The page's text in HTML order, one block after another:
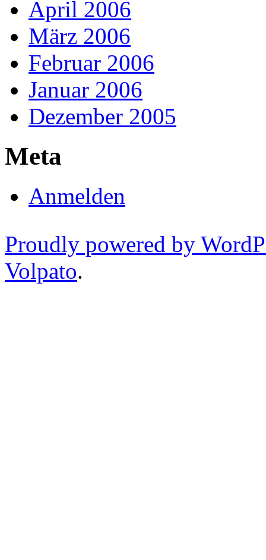
April 2006
März 2006
Februar 2006
Januar 2006
Dezember 2005
Meta
Anmelden
Proudly powered by
Volpato.